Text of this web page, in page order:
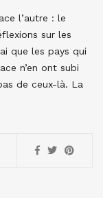
l’autre : le
sur les
que les pays qui
n’en ont subi
de ceux-là. La